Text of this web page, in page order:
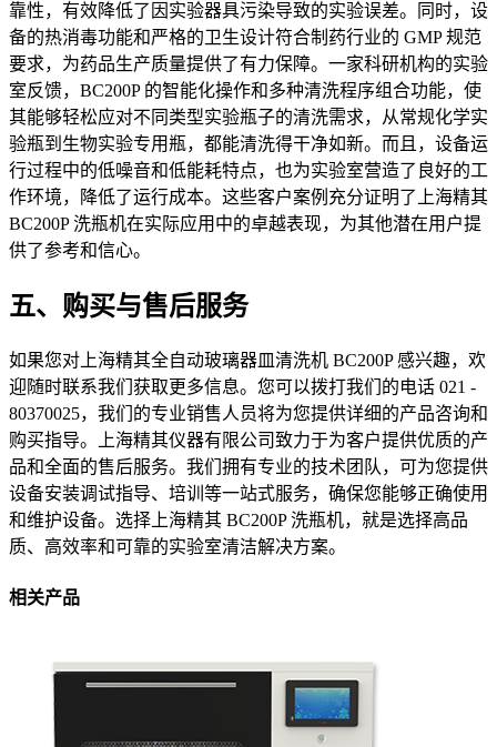
靠性，有效降低了因实验器具污染导致的实验误差。同时，设
备的热消毒功能和严格的卫生设计符合制药行业的 GMP 规范
要求，为药品生产质量提供了有力保障。一家科研机构的实验
室反馈，BC200P 的智能化操作和多种清洗程序组合功能，使
其能够轻松应对不同类型实验瓶子的清洗需求，从常规化学实
验瓶到生物实验专用瓶，都能清洗得干净如新。而且，设备运
行过程中的低噪音和低能耗特点，也为实验室营造了良好的工
作环境，降低了运行成本。这些客户案例充分证明了上海精其
BC200P 洗瓶机在实际应用中的卓越表现，为其他潜在用户提
供了参考和信心。
五、购买与售后服务
如果您对上海精其全自动玻璃器皿清洗机 BC200P 感兴趣，欢
迎随时联系我们获取更多信息。您可以拨打我们的电话 021 -
80370025，我们的专业销售人员将为您提供详细的产品咨询和
购买指导。上海精其仪器有限公司致力于为客户提供优质的产
品和全面的售后服务。我们拥有专业的技术团队，可为您提供
设备安装调试指导、培训等一站式服务，确保您能够正确使用
和维护设备。选择上海精其 BC200P 洗瓶机，就是选择高品
质、高效率和可靠的实验室清洁解决方案。
相关产品